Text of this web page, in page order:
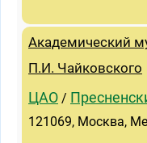
Академический
П.И. Чайковского
ЦАО /
121069, Москва,